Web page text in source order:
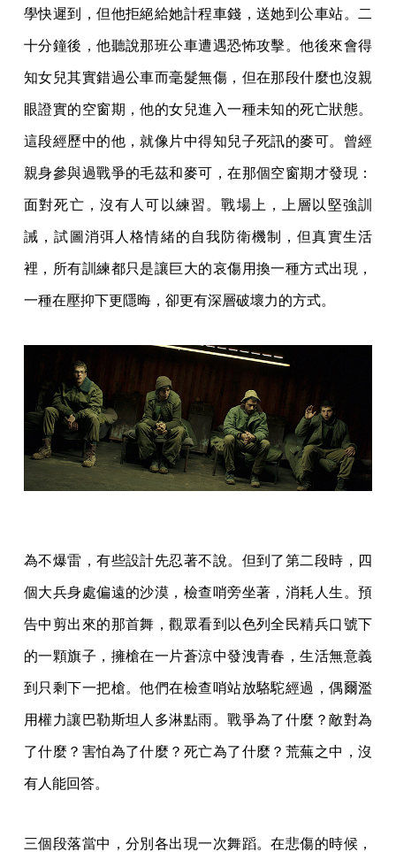
學快遲到，但他拒絕給她計程車錢，送她到公車站。二
十分鐘後，他聽說那班公車遭遇恐怖攻擊。他後來會得
知女兒其實錯過公車而毫髮無傷，但在那段什麼也沒親
眼證實的空窗期，他的女兒進入一種未知的死亡狀態。
這段經歷中的他，就像片中得知兒子死訊的麥可。曾經
親身參與過戰爭的毛茲和麥可，在那個空窗期才發現：
面對死亡，沒有人可以練習。戰場上，上層以堅強訓
誡，試圖消弭人格情緒的自我防衛機制，但真實生活
裡，所有訓練都只是讓巨大的哀傷用換一種方式出現，
一種在壓抑下更隱晦，卻更有深層破壞力的方式。
為不爆雷，有些設計先忍著不說。但到了第二段時，四
個大兵身處偏遠的沙漠，檢查哨旁坐著，消耗人生。預
告中剪出來的那首舞，觀眾看到以色列全民精兵口號下
的一顆旗子，擁槍在一片蒼涼中發洩青春，生活無意義
到只剩下一把槍。他們在檢查哨站放駱駝經過，偶爾濫
用權力讓巴勒斯坦人多淋點雨。戰爭為了什麼？敵對為
了什麼？害怕為了什麼？死亡為了什麼？荒蕪之中，沒
有人能回答。
三個段落當中，分別各出現一次舞蹈。在悲傷的時候，